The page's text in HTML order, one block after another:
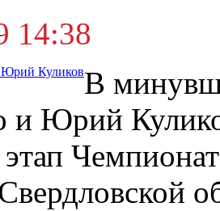
14:38
В
и Юрий
этап